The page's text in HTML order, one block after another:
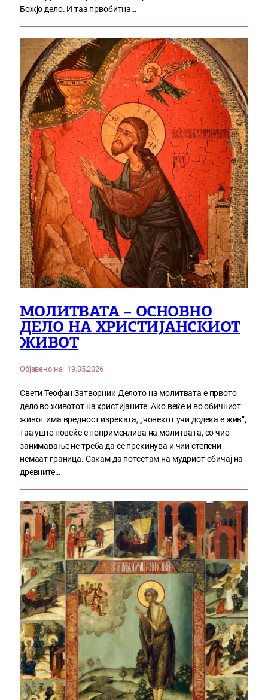
Божјо дело. И таа првобитна…
МОЛИТВАТА – ОСНОВНО
ДЕЛО НА ХРИСТИЈАНСКИОТ
ЖИВОТ
Објавено на: 19.05.2026
Свети Теофан Затворник Делото на молитвата е првото
дело во животот на христијаните. Ако веќе и во обичниот
живот има вредност изреката, „човекот учи додека е жив“,
таа уште повеќе е поприменлива на молитвата, со чие
занимавање не треба да се прекинува и чии степени
немаат граница. Сакам да потсетам на мудриот обичај на
древните…